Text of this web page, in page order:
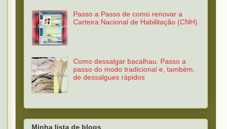
Passo a Passo de como renovar a
Carteira Nacional de Habilitação (CNH)
Como dessalgar bacalhau. Passo a
passo do modo tradicional e, também,
de dessalgues rápidos
Minha lista de blogs